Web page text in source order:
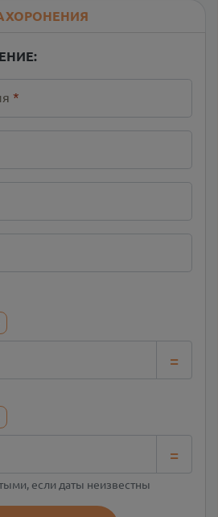
*
=
=
если даты неизвестны